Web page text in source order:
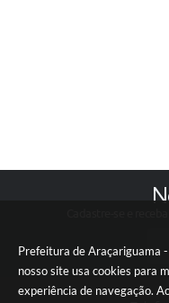
Prefeitura de Araçariguama -
nosso site usa cookies para
experiência de navegação.